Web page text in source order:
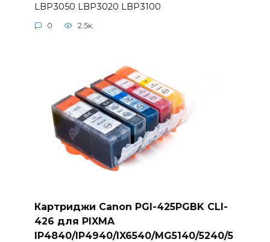
LBP3050 LBP3020 LBP3100
0 2.5к.
Картриджи Canon PGI-425PGBK CLI-
426 для PIXMA
IP4840/IP4940/IX6540/MG5140/5240/5